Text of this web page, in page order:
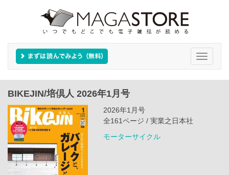
Toggle
BIKEJIN/培倶人 2026年1月号
2026年1月号
全161ページ / 実業之日本社
モーターサイクル